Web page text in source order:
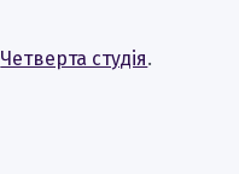
Четверта студія.